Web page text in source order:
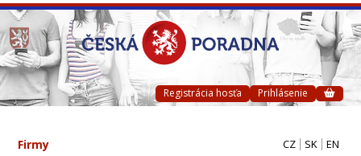
Registrácia hosťa Prihlásenie
Firmy
CZ SK EN